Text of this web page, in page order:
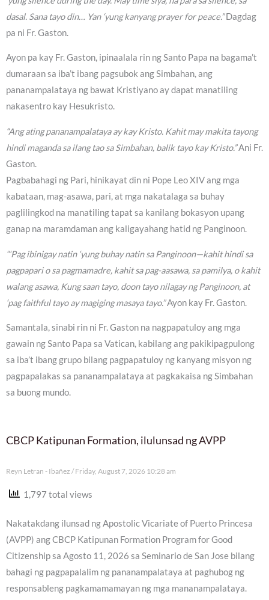
dasal. Sana tayo din… Yan ‘yung kanyang prayer for peace.”Dagdag
pa ni Fr. Gaston.
Ayon pa kay Fr. Gaston, ipinaalala rin ng Santo Papa na bagama’t
dumaraan sa iba’t ibang pagsubok ang Simbahan, ang
pananampalataya ng bawat Kristiyano ay dapat manatiling
nakasentro kay Hesukristo.
“Ang ating pananampalataya ay kay Kristo. Kahit may makita tayong
hindi maganda sa ilang tao sa Simbahan, balik tayo kay Kristo.”Ani Fr.
Gaston.
Pagbabahagi ng Pari, hinikayat din ni Pope Leo XIV ang mga
kabataan, mag-asawa, pari, at mga nakatalaga sa buhay
paglilingkod na manatiling tapat sa kanilang bokasyon upang
ganap na maramdaman ang kaligayahang hatid ng Panginoon.
“‘Pag ibinigay natin ‘yung buhay natin sa Panginoon—kahit hindi sa
pagpapari o sa pagmamadre, kahit sa pag-aasawa, sa pamilya, o kahit
walang asawa, Kung saan tayo, doon tayo nilagay ng Panginoon, at
‘pag faithful tayo ay magiging masaya tayo.”Ayon kay Fr. Gaston.
Samantala, sinabi rin ni Fr. Gaston na nagpapatuloy ang mga
gawain ng Santo Papa sa Vatican, kabilang ang pakikipagpulong
sa iba’t ibang grupo bilang pagpapatuloy ng kanyang misyon ng
pagpapalakas sa pananampalataya at pagkakaisa ng Simbahan
sa buong mundo.
CBCP Katipunan Formation, ilulunsad ng AVPP
Reyn Letran - Ibañez Friday, August 7, 2026 10:28 am
1,797 total views
Nakatakdang ilunsad ng Apostolic Vicariate of Puerto Princesa
(AVPP) ang CBCP Katipunan Formation Program for Good
Citizenship sa Agosto 11, 2026 sa Seminario de San Jose bilang
bahagi ng pagpapalalim ng pananampalataya at paghubog ng
responsableng pagkamamamayan ng mga mananampalataya.